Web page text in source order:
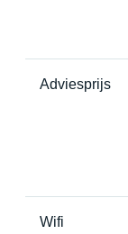
Adviesprijs
Wifi